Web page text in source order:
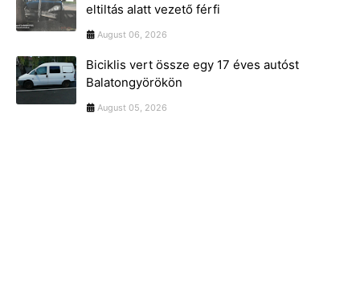
eltiltás alatt vezető férfi
August 06, 2026
Biciklis vert össze egy 17 éves autóst
Balatongyörökön
August 05, 2026